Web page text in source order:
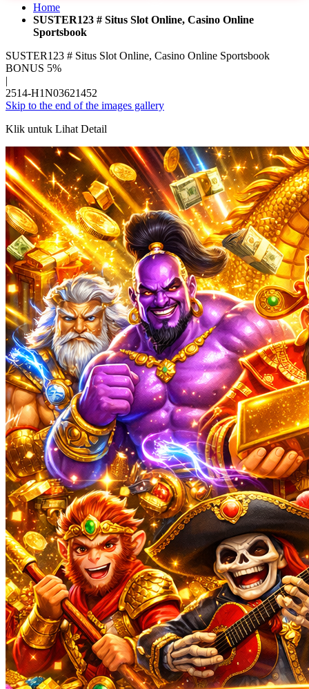
Home
SUSTER123 # Situs Slot Online, Casino Online
Sportsbook
SUSTER123 # Situs Slot Online, Casino Online Sportsbook
BONUS 5%
|
2514-H1N03621452
Skip to the end of the images gallery
Klik untuk Lihat Detail